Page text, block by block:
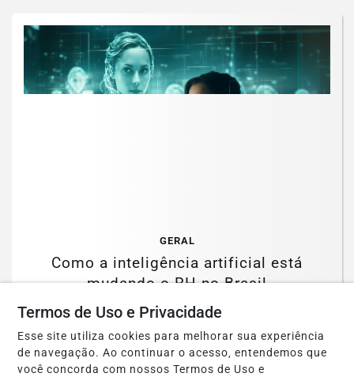
GERAL
Como a inteligência artificial está
mudando o RH no Brasil
Saiba Mais
Termos de Uso e Privacidade
Esse site utiliza cookies para melhorar sua experiência
de navegação. Ao continuar o acesso, entendemos que
você concorda com nossos Termos de Uso e